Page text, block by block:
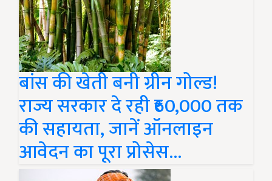
बांस की खेती बनी ग्रीन गोल्ड!
राज्य सरकार दे रही ₹60,000 तक
की सहायता, जानें ऑनलाइन
आवेदन का पूरा प्रोसेस...